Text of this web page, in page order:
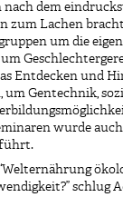
dem
zum Lachen
um die
Entdecken und
um Gentechnik,
wurde
schlug